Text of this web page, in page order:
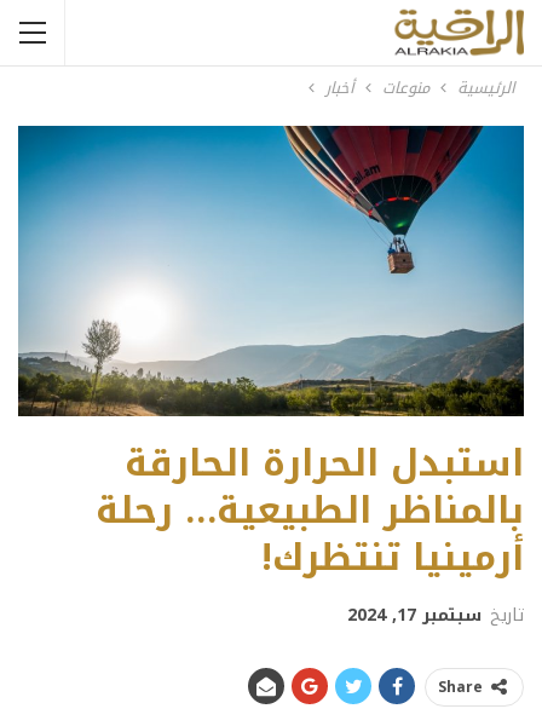
الرئيسية منوعات أخبار
استبدل الحرارة الحارقة
بالمناظر الطبيعية… رحلة
أرمينيا تنتظرك!
تاريخ سبتمبر 17, 2024
Share